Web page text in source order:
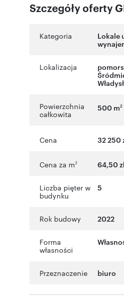
Szczegóły oferty
Kategoria
Lokale
Lokalizacja
Powierzchnia
całkowita
500 m2
Cena 32 250
Cena za m2 64,50
Liczba pięter w
budynku
5
Rok budowy 2022
Forma
własności
Przeznaczenie biuro